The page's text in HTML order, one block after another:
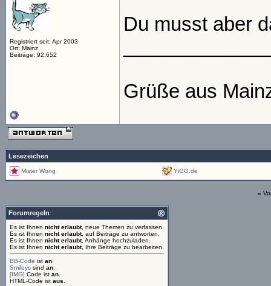
Registriert seit: Apr 2003
Ort: Mainz
Beiträge: 92.652
Du musst aber
Grüße aus
Lesezeichen
Mister Wong YiGG.de
«
Forumregeln
Es ist Ihnen nicht erlaubt, neue Themen zu verfassen.
Es ist Ihnen nicht erlaubt, auf Beiträge zu antworten.
Es ist Ihnen nicht erlaubt, Anhänge hochzuladen.
Es ist Ihnen nicht erlaubt, Ihre Beiträge zu bearbeiten.
BB-Code ist an
Smileys sind an
[IMG] Code ist an
HTML-Code ist aus